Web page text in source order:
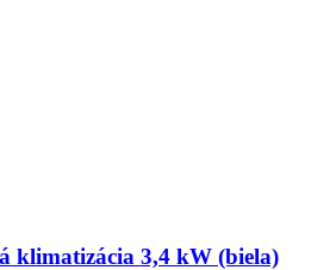
klimatizácia 3,4 kW (biela)